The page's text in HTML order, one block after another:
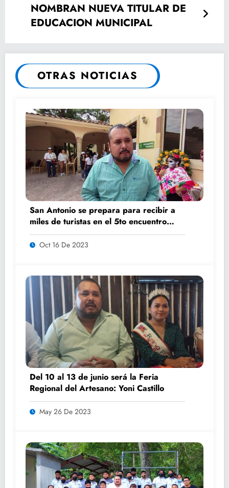
NOMBRAN NUEVA TITULAR DE
EDUCACION MUNICIPAL
OTRAS NOTICIAS
San Antonio se prepara para recibir a
miles de turistas en el 5to encuentro
K’AILEM
Oct 16 De 2023
Del 10 al 13 de junio será la Feria
Regional del Artesano: Yoni Castillo
May 26 De 2023